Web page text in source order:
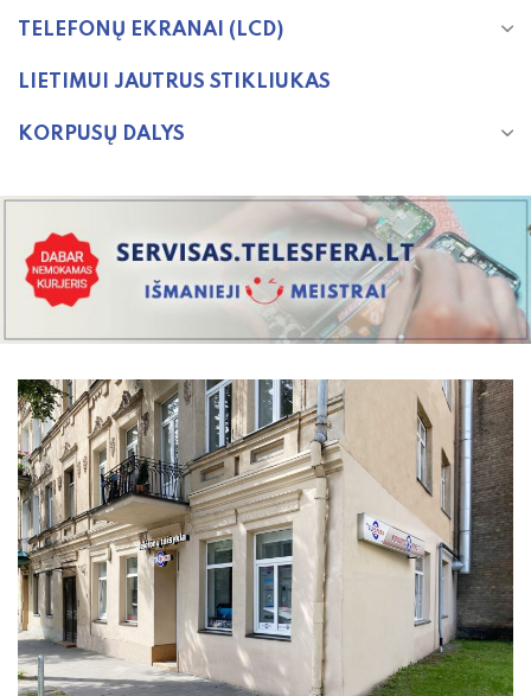
TELEFONŲ EKRANAI (LCD)
LIETIMUI JAUTRUS STIKLIUKAS
KORPUSŲ DALYS